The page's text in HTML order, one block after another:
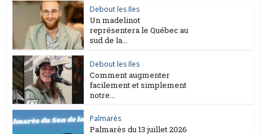
Debout les Iles
Un madelinot
représentera le Québec au
sud de la...
Debout les Iles
Comment augmenter
facilement et simplement
notre...
Palmarès
Palmarès du 13 juillet 2026